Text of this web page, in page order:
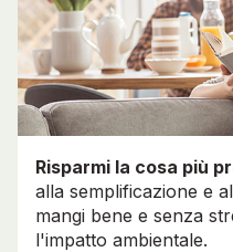
Risparmi la cosa più
alla semplificazione e
mangi bene e senza
l'impatto ambientale.